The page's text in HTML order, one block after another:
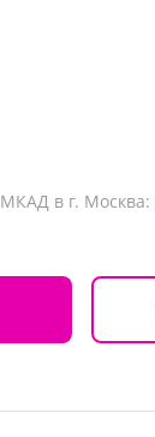
в г. Москва: